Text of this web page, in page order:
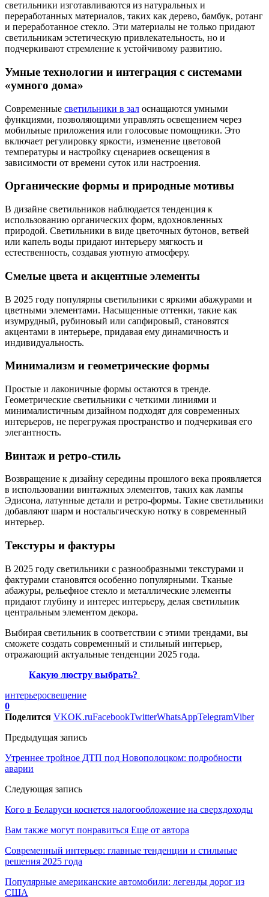
светильники изготавливаются из натуральных и
переработанных материалов, таких как дерево, бамбук, ротанг
и переработанное стекло. Эти материалы не только придают
светильникам эстетическую привлекательность, но и
подчеркивают стремление к устойчивому развитию.
Умные технологии и интеграция с системами
«умного дома»
Современные светильники в зал оснащаются умными
функциями, позволяющими управлять освещением через
мобильные приложения или голосовые помощники. Это
включает регулировку яркости, изменение цветовой
температуры и настройку сценариев освещения в
зависимости от времени суток или настроения.
Органические формы и природные мотивы
В дизайне светильников наблюдается тенденция к
использованию органических форм, вдохновленных
природой. Светильники в виде цветочных бутонов, ветвей
или капель воды придают интерьеру мягкость и
естественность, создавая уютную атмосферу.
Смелые цвета и акцентные элементы
В 2025 году популярны светильники с яркими абажурами и
цветными элементами. Насыщенные оттенки, такие как
изумрудный, рубиновый или сапфировый, становятся
акцентами в интерьере, придавая ему динамичность и
индивидуальность.
Минимализм и геометрические формы
Простые и лаконичные формы остаются в тренде.
Геометрические светильники с четкими линиями и
минималистичным дизайном подходят для современных
интерьеров, не перегружая пространство и подчеркивая его
элегантность.
Винтаж и ретро-стиль
Возвращение к дизайну середины прошлого века проявляется
в использовании винтажных элементов, таких как лампы
Эдисона, латунные детали и ретро-формы. Такие светильники
добавляют шарм и ностальгическую нотку в современный
интерьер.
Текстуры и фактуры
В 2025 году светильники с разнообразными текстурами и
фактурами становятся особенно популярными. Тканые
абажуры, рельефное стекло и металлические элементы
придают глубину и интерес интерьеру, делая светильник
центральным элементом декора.
Выбирая светильник в соответствии с этими трендами, вы
сможете создать современный и стильный интерьер,
отражающий актуальные тенденции 2025 года.
Какую люстру выбрать?
интерьеросвещение
0
Поделится VKOK.ruFacebookTwitterWhatsAppTelegramViber
Предыдущая запись
Утреннее тройное ДТП под Новополоцком: подробности
аварии
Следующая запись
Кого в Беларуси коснется налогообложение на сверхдоходы
Вам также могут понравиться Еще от автора
Современный интерьер: главные тенденции и стильные
решения 2025 года
Популярные американские автомобили: легенды дорог из
США